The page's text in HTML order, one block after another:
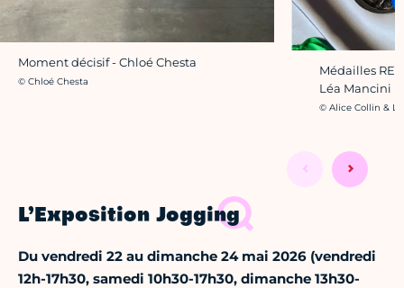
Moment décisif - Chloé Chesta
Crédit photo :
© Chloé Chesta
Médailles
Léa Mancini
Crédit photo :
© Alice Collin &
L’Exposition Jogging
Du vendredi 22 au dimanche 24 mai 2026 (vendredi
12h-17h30, samedi 10h30-17h30, dimanche 13h30-